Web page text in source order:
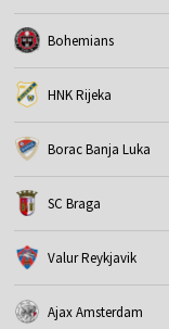
Bohemians
HNK Rijeka
Borac Banja Luka
SC Braga
Valur Reykjavik
Ajax Amsterdam